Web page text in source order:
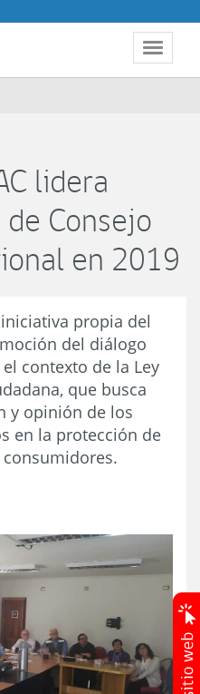
Toggle
lidera
Consejo
en 2019
propia del
del diálogo
contexto de la Ley
que busca
y opinión de los
en la protección de